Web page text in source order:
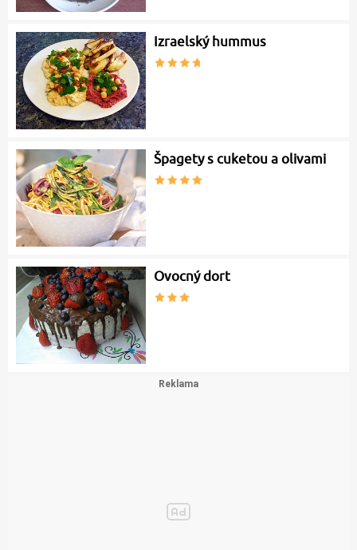
Izraelský hummus
Špagety s cuketou a olivami
Ovocný dort